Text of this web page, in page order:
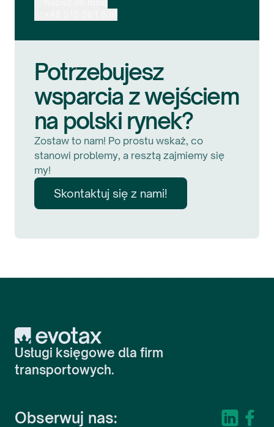
Potrzebujesz
wsparcia z wejściem
na polski rynek?
Zostaw to nam! Po prostu wskaż, co
stanowi problemy, a resztą zajmiemy się
my!
Skontaktuj się z nami!
Evotax
Usługi księgowe dla firm
transportowych.
Obserwuj nas: